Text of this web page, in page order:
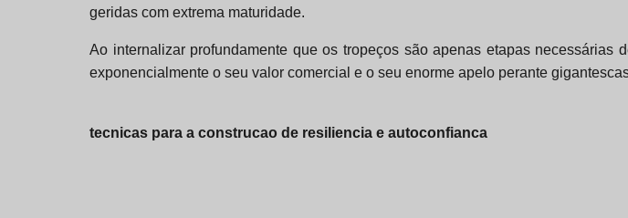
geridas com extrema maturidade.
Ao internalizar profundamente que os tropeços são apenas etapas
exponencialmente o seu valor comercial e o seu enorme apelo perante
tecnicas para a construcao de resiliencia e autoconfianca